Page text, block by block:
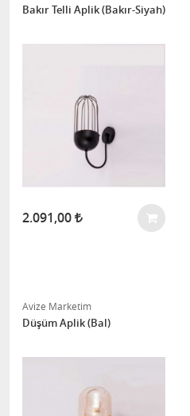
Bakır Telli Aplik (Bakır-Siyah)
2.091,00
Avize Marketim
Düşüm Aplik (Bal)